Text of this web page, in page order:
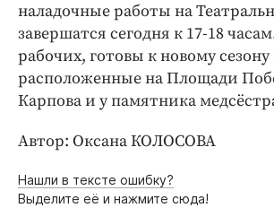
Работодатель года
наладочные работы на
завершатся сегодня к 17-18
рабочих, готовы к новому
расположенные на Площади
Карпова и у памятника
Автор: Оксана КОЛОСОВА
Нашли в тексте ошибку?
Выделите её и нажмите сюда!